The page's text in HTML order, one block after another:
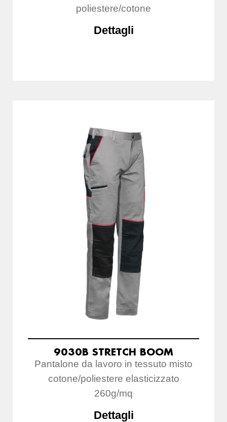
poliestere/cotone
Dettagli
9030B STRETCH BOOM
Pantalone da lavoro in tessuto misto
cotone/poliestere elasticizzato
260g/mq
Dettagli